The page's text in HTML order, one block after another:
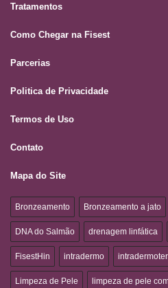
Tratamentos
Como Chegar na Fisest
Parcerias
Politica de Privacidade
Termos de Uso
Contato
Mapa do Site
Bronzeamento Bronzeamento a jato
DNA do Salmão drenagem linfática
FisestHin intradermo
Limpeza de Pele limpeza de pele